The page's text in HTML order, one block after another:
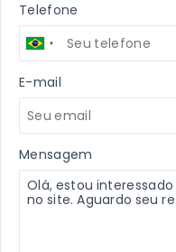
Telefone
E-mail
Mensagem